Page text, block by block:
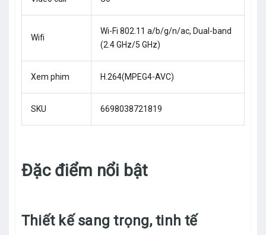
Wifi
Wi-Fi 802.11 a/b/g/n/ac, Dual-band
(2.4 GHz/5 GHz)
Xem phim H.264(MPEG4-AVC)
SKU 6698038721819
Đặc điểm nổi bật
Thiết kế sang trọng, tinh tế